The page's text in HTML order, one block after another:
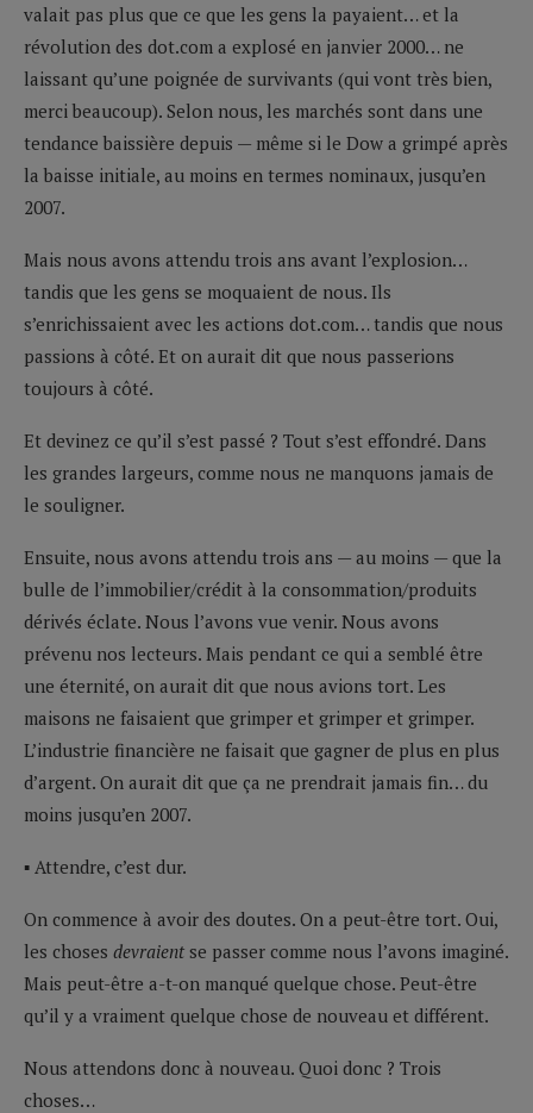
valait pas plus que ce que les gens la payaient… et la
révolution des dot.com a explosé en janvier 2000… ne
laissant qu’une poignée de survivants (qui vont très bien,
merci beaucoup). Selon nous, les marchés sont dans une
tendance baissière depuis — même si le Dow a grimpé après
la baisse initiale, au moins en termes nominaux, jusqu’en
2007.
Mais nous avons attendu trois ans avant l’explosion…
tandis que les gens se moquaient de nous. Ils
s’enrichissaient avec les actions dot.com… tandis que nous
passions à côté. Et on aurait dit que nous passerions
toujours à côté.
Et devinez ce qu’il s’est passé ? Tout s’est effondré. Dans
les grandes largeurs, comme nous ne manquons jamais de
le souligner.
Ensuite, nous avons attendu trois ans — au moins — que la
bulle de l’immobilier/crédit à la consommation/produits
dérivés éclate. Nous l’avons vue venir. Nous avons
prévenu nos lecteurs. Mais pendant ce qui a semblé être
une éternité, on aurait dit que nous avions tort. Les
maisons ne faisaient que grimper et grimper et grimper.
L’industrie financière ne faisait que gagner de plus en plus
d’argent. On aurait dit que ça ne prendrait jamais fin… du
moins jusqu’en 2007.
▪ Attendre, c’est dur.
On commence à avoir des doutes. On a peut-être tort. Oui,
les choses devraient se passer comme nous l’avons imaginé.
Mais peut-être a-t-on manqué quelque chose. Peut-être
qu’il y a vraiment quelque chose de nouveau et différent.
Nous attendons donc à nouveau. Quoi donc ? Trois
choses…